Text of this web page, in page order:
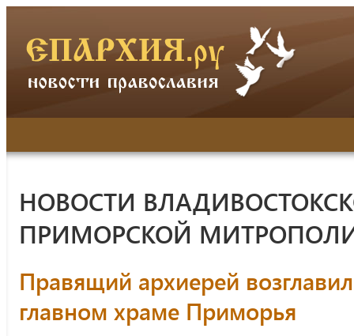
НОВОСТИ
ПРИМОРСКОЙ
Правящий архиерей
главном храме Приморья